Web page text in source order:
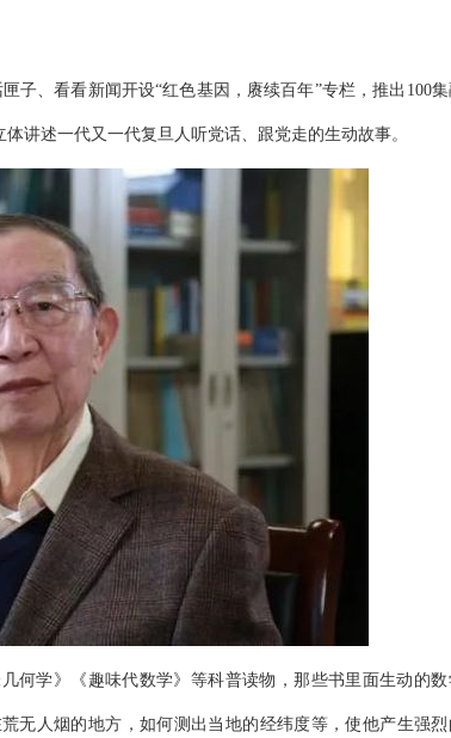
子、看看新闻开设“红色基因，赓续百年”专栏，推出100
讲述一代又一代复旦人听党话、跟党走的生动故事。
何学》《趣味代数学》等科普读物，那些书里面生动的
无人烟的地方，如何测出当地的经纬度等，使他产生强烈